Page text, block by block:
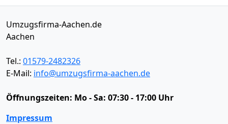
Umzugsfirma-Aachen.de
Aachen
Tel.: 01579-2482326
E-Mail: info@umzugsfirma-aachen.de
Öffnungszeiten: Mo - Sa: 07:30 - 17:00 Uhr
Impressum